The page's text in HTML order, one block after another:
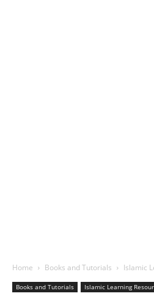
Home Books and Tutorials Islamic
Books and Tutorials Islamic Learning